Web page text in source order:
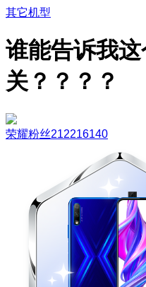
其它机型
谁能告诉我
关？？？？
荣耀粉丝212216140